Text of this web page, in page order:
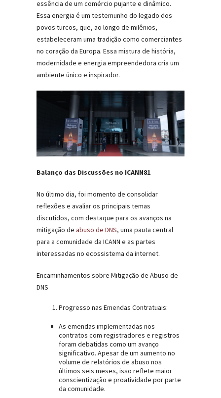
essência de um comércio pujante e dinâmico.
Essa energia é um testemunho do legado dos
povos turcos, que, ao longo de milênios,
estabeleceram uma tradição como comerciantes
no coração da Europa. Essa mistura de história,
modernidade e energia empreendedora cria um
ambiente único e inspirador.
Balanço das Discussões no ICANN81
No último dia, foi momento de consolidar
reflexões e avaliar os principais temas
discutidos, com destaque para os avanços na
mitigação de abuso de DNS, uma pauta central
para a comunidade da ICANN e as partes
interessadas no ecossistema da internet.
Encaminhamentos sobre Mitigação de Abuso de
DNS
Progresso nas Emendas Contratuais:
As emendas implementadas nos
contratos com registradores e registros
foram debatidas como um avanço
significativo. Apesar de um aumento no
volume de relatórios de abuso nos
últimos seis meses, isso reflete maior
conscientização e proatividade por parte
da comunidade.